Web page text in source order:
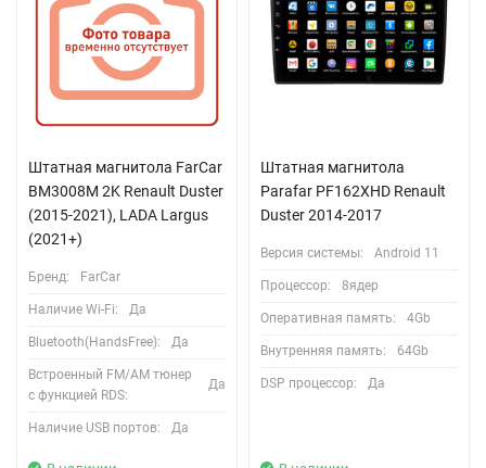
Штатная магнитола FarCar
BM3008M 2K Renault Duster
(2015-2021), LADA Largus
(2021+)
Бренд: FarCar
Наличие Wi-Fi: Да
Bluetooth(HandsFree): Да
Встроенный FM/AM тюнер
с функцией RDS:
Да
Наличие USB портов: Да
Штатная магнитола
Parafar PF162XHD Renault
Duster 2014-2017
Версия системы: Android 11
Процессор: 8ядер
Оперативная память: 4Gb
Внутренняя память: 64Gb
DSP процессор: Да